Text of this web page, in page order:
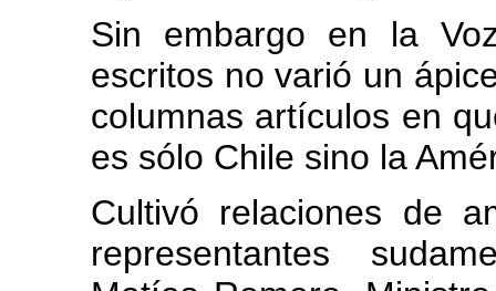
Sin embargo en la
escritos no varió un
columnas artículos en
es sólo Chile sino la
Cultivó relaciones de
representantes